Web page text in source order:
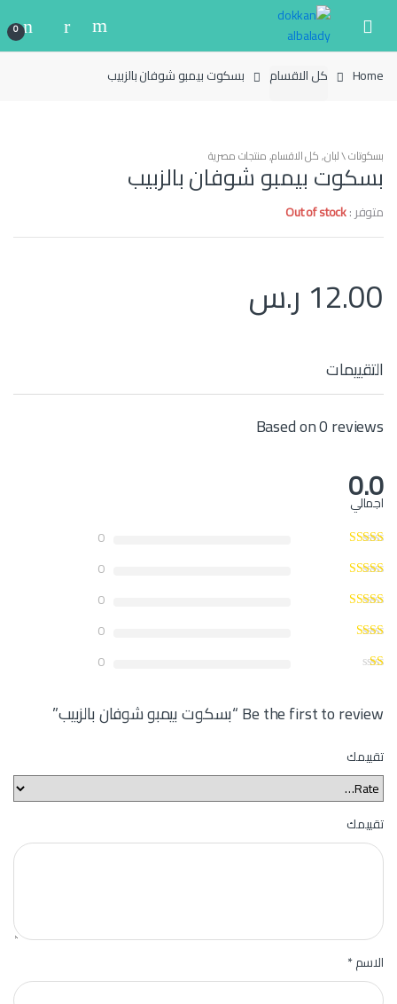
navigation
content
0
Home كل الاقسام بسكوت بيمبو شوفان بالزبيب
بسكوتات \ لبان,كل الاقسام,منتجات مصرية
بسكوت بيمبو شوفان بالزبيب
متوفر :Out of stock
12.00 ر.س
التقييمات
Based on 0 reviews
0.0
اجمالي
0
0
0
0
0
Be the first to review “بسكوت بيمبو شوفان بالزبيب”
تقييمك
تقييمك
الاسم*